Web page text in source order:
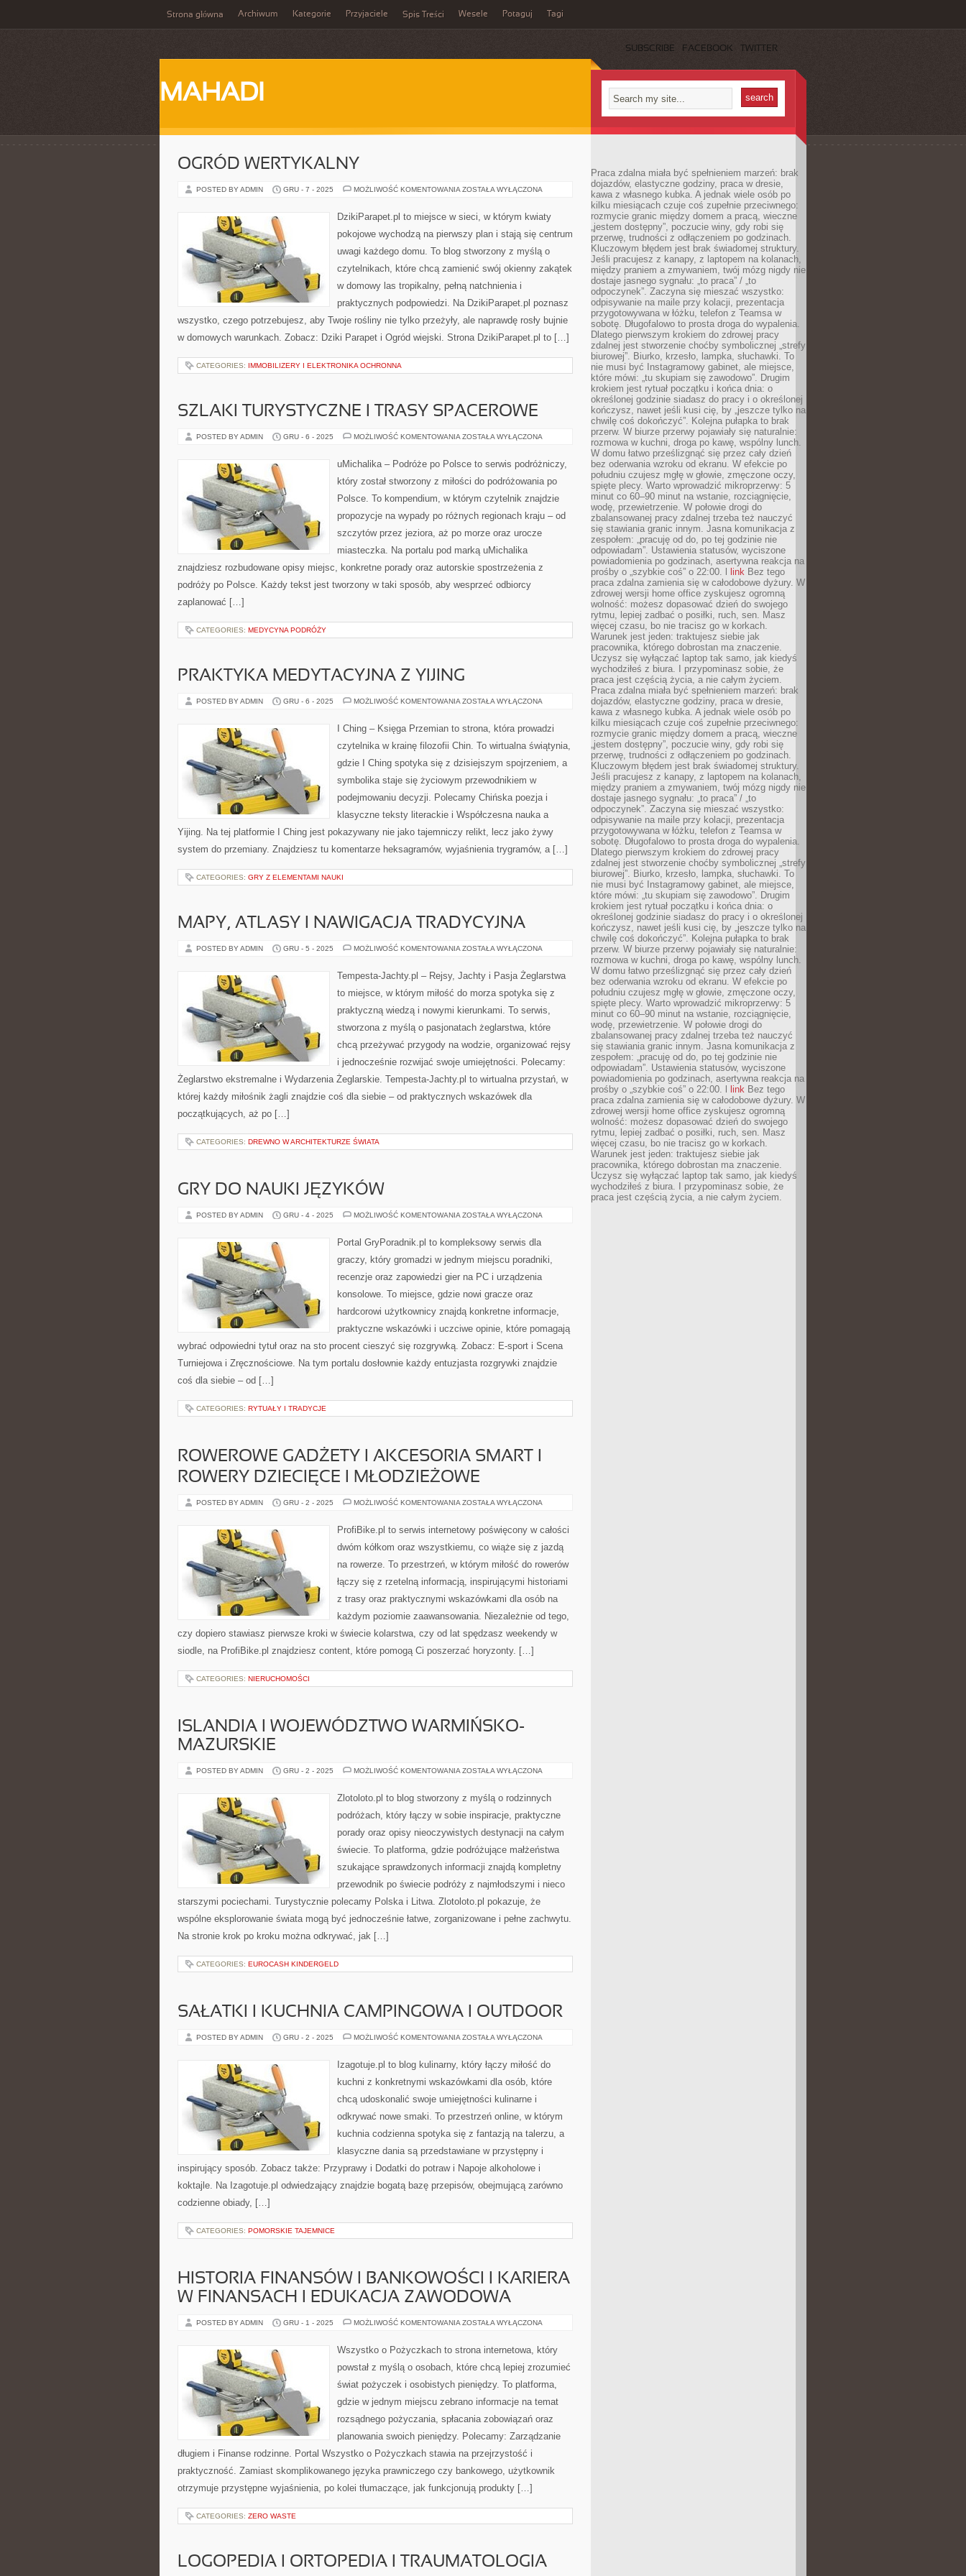
Strona główna Archiwum Kategorie Przyjaciele Spis Treści Wesele Potaguj Tagi
SUBSCRIBE FACEBOOK TWITTER
MAHADI
OGRÓD WERTYKALNY
POSTED BY ADMIN GRU - 7 - 2025 MOŻLIWOŚĆ KOMENTOWANIA OGRÓD
ZOSTAŁA WYŁĄCZONA
DzikiParapet.pl to miejsce w sieci, w którym kwiaty
pokojowe wychodzą na pierwszy plan i stają się centrum
uwagi każdego domu. To blog stworzony z myślą o
czytelnikach, które chcą zamienić swój okienny zakątek
w domowy las tropikalny, pełną natchnienia i
praktycznych podpowiedzi. Na DzikiParapet.pl poznasz
wszystko, czego potrzebujesz, aby Twoje rośliny nie tylko przeżyły, ale naprawdę rosły bujnie
w domowych warunkach. Zobacz: Dziki Parapet i Ogród wiejski. Strona DzikiParapet.pl to […]
CATEGORIES: IMMOBILIZERY I ELEKTRONIKA OCHRONNA
SZLAKI TURYSTYCZNE I TRASY SPACEROWE
POSTED BY ADMIN GRU - 6 - 2025 MOŻLIWOŚĆ KOMENTOWANIA SZLAKI
TRASY
SPACEROWE
ZOSTAŁA WYŁĄCZONA
uMichalika – Podróże po Polsce to serwis podróżniczy,
który został stworzony z miłości do podróżowania po
Polsce. To kompendium, w którym czytelnik znajdzie
propozycje na wypady po różnych regionach kraju – od
szczytów przez jeziora, aż po morze oraz urocze
miasteczka. Na portalu pod marką uMichalika
znajdziesz rozbudowane opisy miejsc, konkretne porady oraz autorskie spostrzeżenia z
podróży po Polsce. Każdy tekst jest tworzony w taki sposób, aby wesprzeć odbiorcy
zaplanować […]
CATEGORIES: MEDYCYNA PODRÓŻY
PRAKTYKA MEDYTACYJNA Z YIJING
POSTED BY ADMIN GRU - 6 - 2025 MOŻLIWOŚĆ KOMENTOWANIA PRAKTYKA
YIJING
ZOSTAŁA WYŁĄCZONA
I Ching – Księga Przemian to strona, która prowadzi
czytelnika w krainę filozofii Chin. To wirtualna świątynia,
gdzie I Ching spotyka się z dzisiejszym spojrzeniem, a
symbolika staje się życiowym przewodnikiem w
podejmowaniu decyzji. Polecamy Chińska poezja i
klasyczne teksty literackie i Współczesna nauka a
Yijing. Na tej platformie I Ching jest pokazywany nie jako tajemniczy relikt, lecz jako żywy
system do przemiany. Znajdziesz tu komentarze heksagramów, wyjaśnienia trygramów, a […]
CATEGORIES: GRY Z ELEMENTAMI NAUKI
MAPY, ATLASY I NAWIGACJA TRADYCYJNA
POSTED BY ADMIN GRU - 5 - 2025 MOŻLIWOŚĆ KOMENTOWANIA MAPY,
NAWIGACJA
TRADYCYJNA
ZOSTAŁA WYŁĄCZONA
Tempesta-Jachty.pl – Rejsy, Jachty i Pasja Żeglarstwa
to miejsce, w którym miłość do morza spotyka się z
praktyczną wiedzą i nowymi kierunkami. To serwis,
stworzona z myślą o pasjonatach żeglarstwa, które
chcą przeżywać przygody na wodzie, organizować rejsy
i jednocześnie rozwijać swoje umiejętności. Polecamy:
Żeglarstwo ekstremalne i Wydarzenia Żeglarskie. Tempesta-Jachty.pl to wirtualna przystań, w
której każdy miłośnik żagli znajdzie coś dla siebie – od praktycznych wskazówek dla
początkujących, aż po […]
CATEGORIES: DREWNO W ARCHITEKTURZE ŚWIATA
GRY DO NAUKI JĘZYKÓW
POSTED BY ADMIN GRU - 4 - 2025 MOŻLIWOŚĆ KOMENTOWANIA GRY
JĘZYKÓW
ZOSTAŁA WYŁĄCZONA
Portal GryPoradnik.pl to kompleksowy serwis dla
graczy, który gromadzi w jednym miejscu poradniki,
recenzje oraz zapowiedzi gier na PC i urządzenia
konsolowe. To miejsce, gdzie nowi gracze oraz
hardcorowi użytkownicy znajdą konkretne informacje,
praktyczne wskazówki i uczciwe opinie, które pomagają
wybrać odpowiedni tytuł oraz na sto procent cieszyć się rozgrywką. Zobacz: E-sport i Scena
Turniejowa i Zręcznościowe. Na tym portalu dosłownie każdy entuzjasta rozgrywki znajdzie
coś dla siebie – od […]
CATEGORIES: RYTUAŁY I TRADYCJE
ROWEROWE GADŻETY I AKCESORIA SMART I
ROWERY DZIECIĘCE I MŁODZIEŻOWE
POSTED BY ADMIN GRU - 2 - 2025 MOŻLIWOŚĆ KOMENTOWANIA ROWEROWE
AKCESORIA
SMART
ROWERY
I
ZOSTAŁA WYŁĄCZONA
ProfiBike.pl to serwis internetowy poświęcony w całości
dwóm kółkom oraz wszystkiemu, co wiąże się z jazdą
na rowerze. To przestrzeń, w którym miłość do rowerów
łączy się z rzetelną informacją, inspirującymi historiami
z trasy oraz praktycznymi wskazówkami dla osób na
każdym poziomie zaawansowania. Niezależnie od tego,
czy dopiero stawiasz pierwsze kroki w świecie kolarstwa, czy od lat spędzasz weekendy w
siodle, na ProfiBike.pl znajdziesz content, które pomogą Ci poszerzać horyzonty. […]
CATEGORIES: NIERUCHOMOŚCI
ISLANDIA I WOJEWÓDZTWO WARMIŃSKO-
MAZURSKIE
POSTED BY ADMIN GRU - 2 - 2025 MOŻLIWOŚĆ KOMENTOWANIA ISLANDIA
WARMIŃSKO-
MAZURSKIE
ZOSTAŁA WYŁĄCZONA
Zlotoloto.pl to blog stworzony z myślą o rodzinnych
podróżach, który łączy w sobie inspiracje, praktyczne
porady oraz opisy nieoczywistych destynacji na całym
świecie. To platforma, gdzie podróżujące małżeństwa
szukające sprawdzonych informacji znajdą kompletny
przewodnik po świecie podróży z najmłodszymi i nieco
starszymi pociechami. Turystycznie polecamy Polska i Litwa. Zlotoloto.pl pokazuje, że
wspólne eksplorowanie świata mogą być jednocześnie łatwe, zorganizowane i pełne zachwytu.
Na stronie krok po kroku można odkrywać, jak […]
CATEGORIES: EUROCASH KINDERGELD
SAŁATKI I KUCHNIA CAMPINGOWA I OUTDOOR
POSTED BY ADMIN GRU - 2 - 2025 MOŻLIWOŚĆ KOMENTOWANIA SAŁATKI
CAMPINGOWA
I
ZOSTAŁA WYŁĄCZONA
Izagotuje.pl to blog kulinarny, który łączy miłość do
kuchni z konkretnymi wskazówkami dla osób, które
chcą udoskonalić swoje umiejętności kulinarne i
odkrywać nowe smaki. To przestrzeń online, w którym
kuchnia codzienna spotyka się z fantazją na talerzu, a
klasyczne dania są przedstawiane w przystępny i
inspirujący sposób. Zobacz także: Przyprawy i Dodatki do potraw i Napoje alkoholowe i
koktajle. Na Izagotuje.pl odwiedzający znajdzie bogatą bazę przepisów, obejmującą zarówno
codzienne obiady, […]
CATEGORIES: POMORSKIE TAJEMNICE
HISTORIA FINANSÓW I BANKOWOŚCI I KARIERA
W FINANSACH I EDUKACJA ZAWODOWA
POSTED BY ADMIN GRU - 1 - 2025 MOŻLIWOŚĆ KOMENTOWANIA HISTORIA
BANKOWOŚCI
I
W
I
ZAWODOWA
ZOSTAŁA WYŁĄCZONA
Wszystko o Pożyczkach to strona internetowa, który
powstał z myślą o osobach, które chcą lepiej zrozumieć
świat pożyczek i osobistych pieniędzy. To platforma,
gdzie w jednym miejscu zebrano informacje na temat
rozsądnego pożyczania, spłacania zobowiązań oraz
planowania swoich pieniędzy. Polecamy: Zarządzanie
długiem i Finanse rodzinne. Portal Wszystko o Pożyczkach stawia na przejrzystość i
praktyczność. Zamiast skomplikowanego języka prawniczego czy bankowego, użytkownik
otrzymuje przystępne wyjaśnienia, po kolei tłumaczące, jak funkcjonują produkty […]
CATEGORIES: ZERO WASTE
LOGOPEDIA I ORTOPEDIA I TRAUMATOLOGIA
Praca zdalna miała być spełnieniem marzeń: brak
dojazdów, elastyczne godziny, praca w dresie,
kawa z własnego kubka. A jednak wiele osób po
kilku miesiącach czuje coś zupełnie przeciwnego:
rozmycie granic między domem a pracą, wieczne
„jestem dostępny”, poczucie winy, gdy robi się
przerwę, trudności z odłączeniem po godzinach.
Kluczowym błędem jest brak świadomej struktury.
Jeśli pracujesz z kanapy, z laptopem na kolanach,
między praniem a zmywaniem, twój mózg nigdy nie
dostaje jasnego sygnału: „to praca” / „to
odpoczynek”. Zaczyna się mieszać wszystko:
odpisywanie na maile przy kolacji, prezentacja
przygotowywana w łóżku, telefon z Teamsa w
sobotę. Długofalowo to prosta droga do wypalenia.
Dlatego pierwszym krokiem do zdrowej pracy
zdalnej jest stworzenie choćby symbolicznej „strefy
biurowej”. Biurko, krzesło, lampka, słuchawki. To
nie musi być Instagramowy gabinet, ale miejsce,
które mówi: „tu skupiam się zawodowo”. Drugim
krokiem jest rytuał początku i końca dnia: o
określonej godzinie siadasz do pracy i o określonej
kończysz, nawet jeśli kusi cię, by „jeszcze tylko na
chwilę coś dokończyć”. Kolejna pułapka to brak
przerw. W biurze przerwy pojawiały się naturalnie:
rozmowa w kuchni, droga po kawę, wspólny lunch.
W domu łatwo prześlizgnąć się przez cały dzień
bez oderwania wzroku od ekranu. W efekcie po
południu czujesz mgłę w głowie, zmęczone oczy,
spięte plecy. Warto wprowadzić mikroprzerwy: 5
minut co 60–90 minut na wstanie, rozciągnięcie,
wodę, przewietrzenie. W połowie drogi do
zbalansowanej pracy zdalnej trzeba też nauczyć
się stawiania granic innym. Jasna komunikacja z
zespołem: „pracuję od do, po tej godzinie nie
odpowiadam”. Ustawienia statusów, wyciszone
powiadomienia po godzinach, asertywna reakcja na
prośby o „szybkie coś” o 22:00. l
link Bez tego
praca zdalna zamienia się w całodobowe dyżury. W
zdrowej wersji home office zyskujesz ogromną
wolność: możesz dopasować dzień do swojego
rytmu, lepiej zadbać o posiłki, ruch, sen. Masz
więcej czasu, bo nie tracisz go w korkach.
Warunek jest jeden: traktujesz siebie jak
pracownika, którego dobrostan ma znaczenie.
Uczysz się wyłączać laptop tak samo, jak kiedyś
wychodziłeś z biura. I przypominasz sobie, że
praca jest częścią życia, a nie całym życiem.
Praca zdalna miała być spełnieniem marzeń: brak
dojazdów, elastyczne godziny, praca w dresie,
kawa z własnego kubka. A jednak wiele osób po
kilku miesiącach czuje coś zupełnie przeciwnego:
rozmycie granic między domem a pracą, wieczne
„jestem dostępny”, poczucie winy, gdy robi się
przerwę, trudności z odłączeniem po godzinach.
Kluczowym błędem jest brak świadomej struktury.
Jeśli pracujesz z kanapy, z laptopem na kolanach,
między praniem a zmywaniem, twój mózg nigdy nie
dostaje jasnego sygnału: „to praca” / „to
odpoczynek”. Zaczyna się mieszać wszystko:
odpisywanie na maile przy kolacji, prezentacja
przygotowywana w łóżku, telefon z Teamsa w
sobotę. Długofalowo to prosta droga do wypalenia.
Dlatego pierwszym krokiem do zdrowej pracy
zdalnej jest stworzenie choćby symbolicznej „strefy
biurowej”. Biurko, krzesło, lampka, słuchawki. To
nie musi być Instagramowy gabinet, ale miejsce,
które mówi: „tu skupiam się zawodowo”. Drugim
krokiem jest rytuał początku i końca dnia: o
określonej godzinie siadasz do pracy i o określonej
kończysz, nawet jeśli kusi cię, by „jeszcze tylko na
chwilę coś dokończyć”. Kolejna pułapka to brak
przerw. W biurze przerwy pojawiały się naturalnie:
rozmowa w kuchni, droga po kawę, wspólny lunch.
W domu łatwo prześlizgnąć się przez cały dzień
bez oderwania wzroku od ekranu. W efekcie po
południu czujesz mgłę w głowie, zmęczone oczy,
spięte plecy. Warto wprowadzić mikroprzerwy: 5
minut co 60–90 minut na wstanie, rozciągnięcie,
wodę, przewietrzenie. W połowie drogi do
zbalansowanej pracy zdalnej trzeba też nauczyć
się stawiania granic innym. Jasna komunikacja z
zespołem: „pracuję od do, po tej godzinie nie
odpowiadam”. Ustawienia statusów, wyciszone
powiadomienia po godzinach, asertywna reakcja na
prośby o „szybkie coś” o 22:00. l
link Bez tego
praca zdalna zamienia się w całodobowe dyżury. W
zdrowej wersji home office zyskujesz ogromną
wolność: możesz dopasować dzień do swojego
rytmu, lepiej zadbać o posiłki, ruch, sen. Masz
więcej czasu, bo nie tracisz go w korkach.
Warunek jest jeden: traktujesz siebie jak
pracownika, którego dobrostan ma znaczenie.
Uczysz się wyłączać laptop tak samo, jak kiedyś
wychodziłeś z biura. I przypominasz sobie, że
praca jest częścią życia, a nie całym życiem.